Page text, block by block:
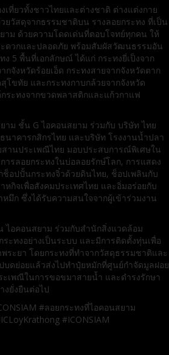
เที่ยวทั้งชาวไทยและต่างชาติ ต่างแต่งกาย
ยวัสดุจากธรรมชาติบน รางลอยกระทง ที่เป็น
าม ด้วยความโดดเด่นที่ตอบโจทย์ทุกคน ให้
ะดวกและปลอดภัย พร้อมสัมผัสวัฒนธรรมอัน
5 พื้นที่เอกลักษณ์ ได้แก่ กระทงยี่เป็งจาก
กจังหวัดร้อยเอ็ด กระทงสายจากจังหวัดตาก
ขทัย และกระทงกาบกล้วยจากจังหวัด
ระทงจากขวดพลาสติกและแก้วกาแฟ
าม ชั้น G ไอคอนสยาม ร่วมกับ บริษัท ไทย
นาคารกสิกรไทย และบริษัท โรงงานน้ำปลา
านประเพณีไทย มอบประสบการณ์พิเศษใน
ารลอยกระทงในบ่อลอยรักษ์โลก, การแสดง
อปปั้นกระทงจิ๋วด้วยดินไทย, ช็อปเพลินกับ
กิจเพื่อสังคมประเทศไทย และอิ่มอร่อยกับ
มึก ซึ่งได้รับความสนใจจากผู้เข้าร่วมงาน
ไอคอนสยาม ร่วมกับสำนักสิ่งแวดล้อม
ะทงอย่างเป็นระบบ และมีการติดตั้งทุ่นเพื่อ
ระยา โดยกระทงที่ทำจากวัสดุธรรมชาติและ
บดย่อยแล้วส่งไปทำปุ๋ยหมักที่ศูนย์กำจัดมูลฝอย
เพณีในการขอขมาสายน้ำ และดำรงรักษา
งยั่งยืนต่อไป
#ลอยกระทงที่ไอคอนสยาม
#ICONSIAM